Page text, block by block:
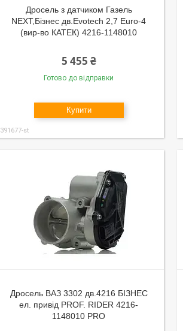
Дросель з датчиком Газель
NEXT,Бiзнес дв.Evotech 2,7 Euro-4
(вир-во КАТЕК) 4216-1148010
5 455 ₴
Готово до відправки
Купити
391677-st
Дросель ВАЗ 3302 дв.4216 БІЗНЕС
ел. привід PROF. RIDER 4216-
1148010 PRO